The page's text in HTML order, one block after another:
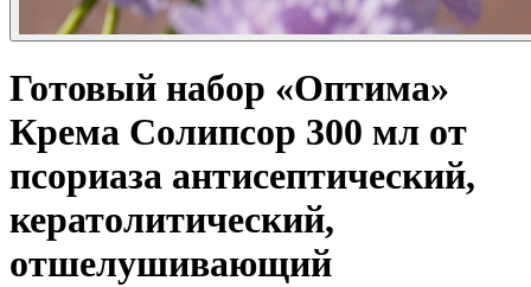
Готовый набор «Оптима»
Крема Солипсор 300 мл от
псориаза антисептический,
кератолитический,
отшелушивающий